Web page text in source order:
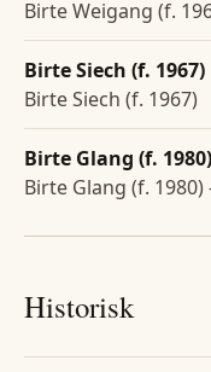
Birte Weigang (f.
Birte Siech (f. 1967)
Birte Siech (f. 1967)
Birte Glang (f.
Birte Glang (f.
Historisk